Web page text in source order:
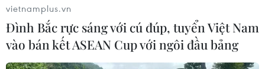
vietnamplus.vn
Đình Bắc rực sáng với cú đúp, tuyển Việt Nam
vào bán kết ASEAN Cup với ngôi đầu bảng